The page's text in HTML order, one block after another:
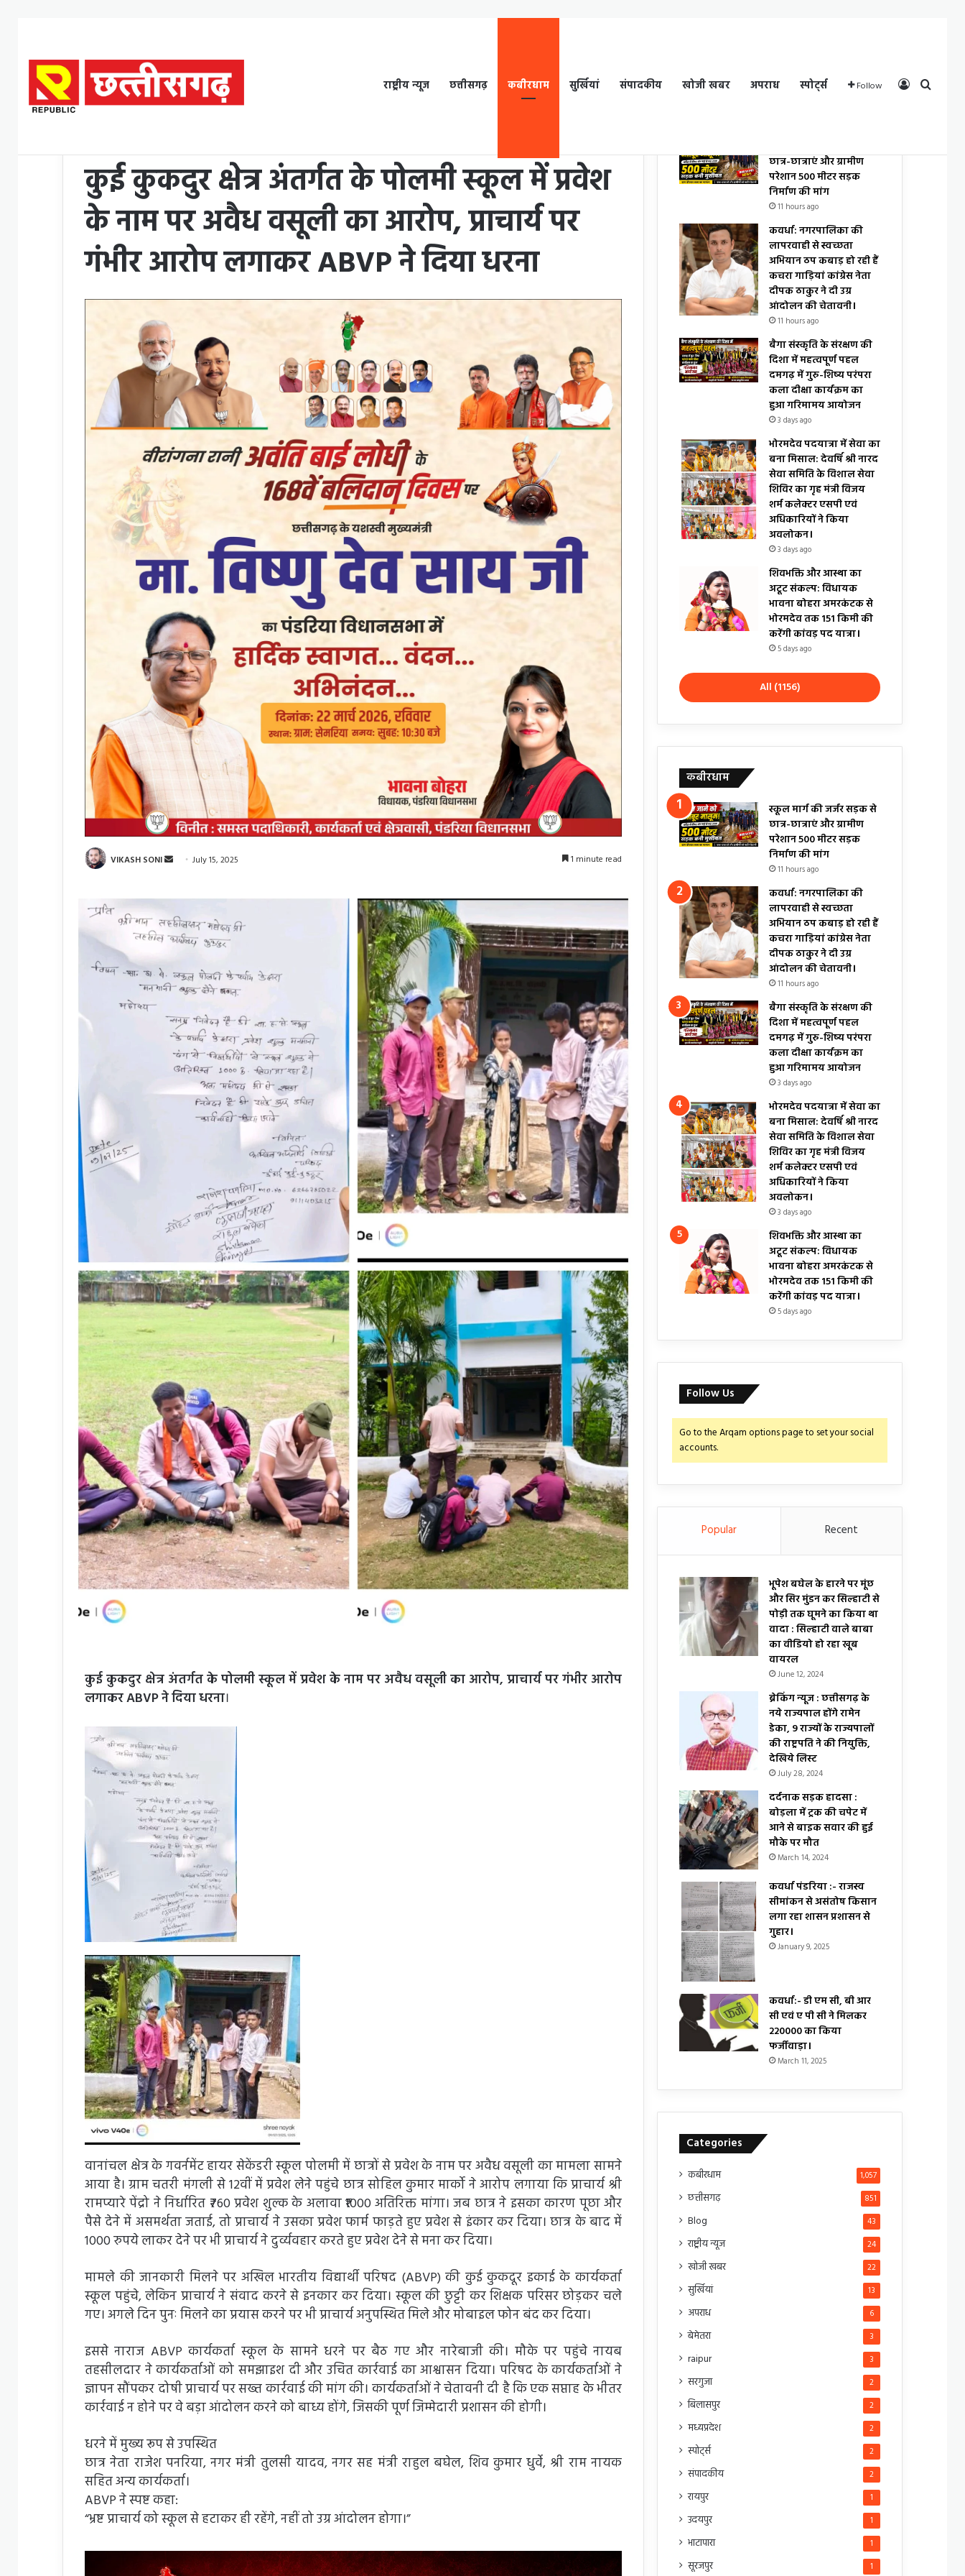
राष्ट्रीय न्यूज छत्तीसगढ़ कबीरधाम सुर्खियां संपादकीय खोजी खबर अपराध स्पोर्ट्स Follow Log In
कुई कुकदुर क्षेत्र अंतर्गत के पोलमी स्कूल में प्रवेश
के नाम पर अवैध वसूली का आरोप, प्राचार्य पर
गंभीर आरोप लगाकर ABVP ने दिया धरना
VIKASH SONI
Send July 15, 2025 1 minute read
कुई कुकदुर क्षेत्र अंतर्गत के पोलमी स्कूल में प्रवेश के नाम पर अवैध वसूली का आरोप, प्राचार्य पर गंभीर आरोप
लगाकर ABVP ने दिया धरना।
वानांचल क्षेत्र के गवर्नमेंट हायर सेकेंडरी स्कूल पोलमी में छात्रों से प्रवेश के नाम पर अवैध वसूली का मामला सामने
आया है। ग्राम चतरी मंगली से 12वीं में प्रवेश लेने पहुंचे छात्र सोहिल कुमार मार्को ने आरोप लगाया कि प्राचार्य श्री
रामप्यारे पेंद्रो ने निर्धारित ₹760 प्रवेश शुल्क के अलावा ₹1000 अतिरिक्त मांगा। जब छात्र ने इसका कारण पूछा और
पैसे देने में असमर्थता जताई, तो प्राचार्य ने उसका प्रवेश फार्म फाड़ते हुए प्रवेश से इंकार कर दिया। छात्र के बाद में
1000 रुपये लाकर देने पर भी प्राचार्य ने दुर्व्यवहार करते हुए प्रवेश देने से मना कर दिया।
मामले की जानकारी मिलने पर अखिल भारतीय विद्यार्थी परिषद (ABVP) की कुई कुकदूर इकाई के कार्यकर्ता
स्कूल पहुंचे, लेकिन प्राचार्य ने संवाद करने से इनकार कर दिया। स्कूल की छुट्टी कर शिक्षक परिसर छोड़कर चले
गए। अगले दिन पुनः मिलने का प्रयास करने पर भी प्राचार्य अनुपस्थित मिले और मोबाइल फोन बंद कर दिया।
इससे नाराज ABVP कार्यकर्ता स्कूल के सामने धरने पर बैठ गए और नारेबाजी की। मौके पर पहुंचे नायब
तहसीलदार ने कार्यकर्ताओं को समझाइश दी और उचित कार्रवाई का आश्वासन दिया। परिषद के कार्यकर्ताओं ने
ज्ञापन सौंपकर दोषी प्राचार्य पर सख्त कार्रवाई की मांग की। कार्यकर्ताओं ने चेतावनी दी है कि एक सप्ताह के भीतर
कार्रवाई न होने पर वे बड़ा आंदोलन करने को बाध्य होंगे, जिसकी पूर्ण जिम्मेदारी प्रशासन की होगी।
धरने में मुख्य रूप से उपस्थित
छात्र नेता राजेश पनरिया, नगर मंत्री तुलसी यादव, नगर सह मंत्री राहुल बघेल, शिव कुमार धुर्वे, श्री राम नायक
सहित अन्य कार्यकर्ता।
ABVP ने स्पष्ट कहा:
“भ्रष्ट प्राचार्य को स्कूल से हटाकर ही रहेंगे, नहीं तो उग्र आंदोलन होगा।”
छात्र-छात्राएं और ग्रामीण
परेशान 500 मीटर सड़क
निर्माण की मांग
11 hours ago
कवर्धा: नगरपालिका की
लापरवाही से स्वच्छता
अभियान ठप कबाड़ हो रही हैं
कचरा गाड़ियां कांग्रेस नेता
दीपक ठाकुर ने दी उग्र
आंदोलन की चेतावनी।
11 hours ago
बैगा संस्कृति के संरक्षण की
दिशा में महत्वपूर्ण पहल
दमगढ़ में गुरु-शिष्य परंपरा
कला दीक्षा कार्यक्रम का
हुआ गरिमामय आयोजन
3 days ago
भोरमदेव पदयात्रा में सेवा का
बना मिसाल: देवर्षि श्री नारद
सेवा समिति के विशाल सेवा
शिविर का गृह मंत्री विजय
शर्म कलेक्टर एसपी एवं
अधिकारियों ने किया
अवलोकन।
3 days ago
शिवभक्ति और आस्था का
अटूट संकल्प: विधायक
भावना बोहरा अमरकंटक से
भोरमदेव तक 151 किमी की
करेंगी कांवड़ पद यात्रा।
5 days ago
All (1156)
कबीरधाम
स्कूल मार्ग की जर्जर सड़क से
छात्र-छात्राएं और ग्रामीण
परेशान 500 मीटर सड़क
निर्माण की मांग
11 hours ago
कवर्धा: नगरपालिका की
लापरवाही से स्वच्छता
अभियान ठप कबाड़ हो रही हैं
कचरा गाड़ियां कांग्रेस नेता
दीपक ठाकुर ने दी उग्र
आंदोलन की चेतावनी।
11 hours ago
बैगा संस्कृति के संरक्षण की
दिशा में महत्वपूर्ण पहल
दमगढ़ में गुरु-शिष्य परंपरा
कला दीक्षा कार्यक्रम का
हुआ गरिमामय आयोजन
3 days ago
भोरमदेव पदयात्रा में सेवा का
बना मिसाल: देवर्षि श्री नारद
सेवा समिति के विशाल सेवा
शिविर का गृह मंत्री विजय
शर्म कलेक्टर एसपी एवं
अधिकारियों ने किया
अवलोकन।
3 days ago
शिवभक्ति और आस्था का
अटूट संकल्प: विधायक
भावना बोहरा अमरकंटक से
भोरमदेव तक 151 किमी की
करेंगी कांवड़ पद यात्रा।
5 days ago
Follow Us
Go to the Arqam options page to set your social
accounts.
Popular Recent
भूपेश बघेल के हारने पर मूंछ
और सिर मुंडन कर सिल्हाटी से
पोड़ी तक घूमने का किया था
वादा : सिल्हाटी वाले बाबा
का वीडियो हो रहा खूब
वायरल
June 12, 2024
ब्रेकिंग न्यूज : छत्तीसगढ़ के
नये राज्यपाल होंगे रामेन
डेका, 9 राज्यों के राज्यपालों
की राष्ट्रपति ने की नियुक्ति,
देखिये लिस्ट
July 28, 2024
दर्दनाक सड़क हादसा :
बोड़ला में ट्रक की चपेट में
आने से बाइक सवार की हुई
मौके पर मौत
March 14, 2024
कवर्धा पंडरिया :- राजस्व
सीमांकन से असंतोष किसान
लगा रहा शासन प्रशासन से
गुहार।
January 9, 2025
कवर्धा:- डी एम सी, बी आर
सी एवं ए पी सी ने मिलकर
₹220000 का किया
फर्जीवाड़ा।
March 11, 2025
Categories
कबीरधाम 1,057
छत्तीसगढ़ 851
Blog 43
राष्ट्रीय न्यूज 24
खोजी खबर 22
सुर्खियां 13
अपराध 6
बेमेतरा 3
raipur 3
सरगुजा 2
बिलासपुर 2
मध्यप्रदेश 2
स्पोर्ट्स 2
संपादकीय 2
रायपुर 1
उदयपुर 1
भाटापारा 1
सूरजपुर 1